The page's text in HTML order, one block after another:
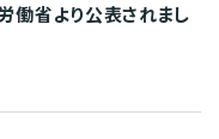
働省より公表されまし